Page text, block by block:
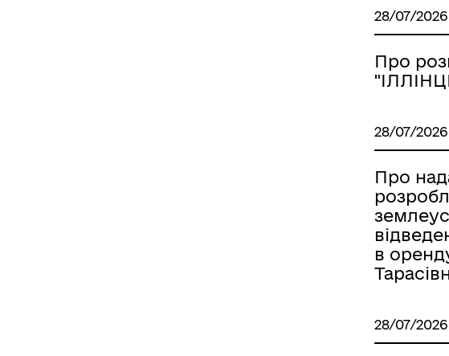
28/07/2026
Про
28/07/2026
Про
в
28/07/2026